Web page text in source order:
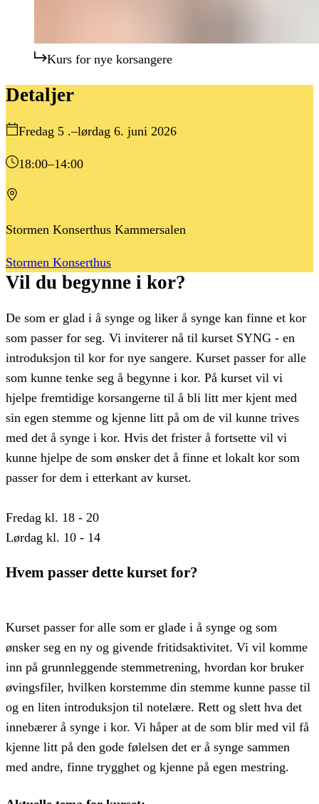
Kurs for nye korsangere
Detaljer
Fredag 5 .–lørdag 6. juni 2026
18:00–14:00
Stormen Konserthus Kammersalen
Stormen Konserthus
Vil du begynne i kor?
De som er glad i å synge og liker å synge kan finne et kor
som passer for seg. Vi inviterer nå til kurset SYNG - en
introduksjon til kor for nye sangere. Kurset passer for alle
som kunne tenke seg å begynne i kor. På kurset vil vi
hjelpe fremtidige korsangerne til å bli litt mer kjent med
sin egen stemme og kjenne litt på om de vil kunne trives
med det å synge i kor. Hvis det frister å fortsette vil vi
kunne hjelpe de som ønsker det å finne et lokalt kor som
passer for dem i etterkant av kurset.
Fredag kl. 18 - 20
Lørdag kl. 10 - 14
Hvem passer dette kurset for?
Kurset passer for alle som er glade i å synge og som
ønsker seg en ny og givende fritidsaktivitet. Vi vil komme
inn på grunnleggende stemmetrening, hvordan kor bruker
øvingsfiler, hvilken korstemme din stemme kunne passe til
og en liten introduksjon til notelære. Rett og slett hva det
innebærer å synge i kor. Vi håper at de som blir med vil få
kjenne litt på den gode følelsen det er å synge sammen
med andre, finne trygghet og kjenne på egen mestring.